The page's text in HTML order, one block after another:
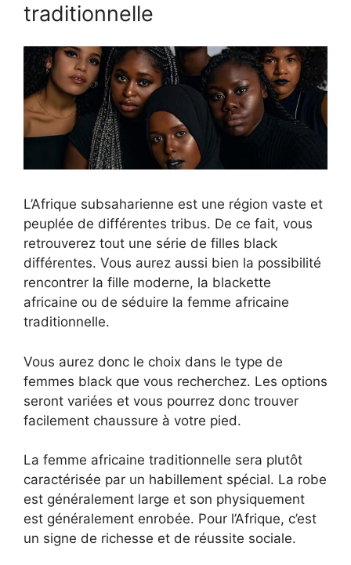
traditionnelle
L’Afrique subsaharienne est une région vaste et
peuplée de différentes tribus. De ce fait, vous
retrouverez tout une série de filles black
différentes. Vous aurez aussi bien la possibilité
rencontrer la fille moderne, la blackette
africaine ou de séduire la femme africaine
traditionnelle.
Vous aurez donc le choix dans le type de
femmes black que vous recherchez. Les options
seront variées et vous pourrez donc trouver
facilement chaussure à votre pied.
La femme africaine traditionnelle sera plutôt
caractérisée par un habillement spécial. La robe
est généralement large et son physiquement
est généralement enrobée. Pour l’Afrique, c’est
un signe de richesse et de réussite sociale.